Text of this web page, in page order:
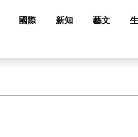
國際 新知 藝文